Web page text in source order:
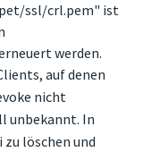
ssl/crl.pem" ist
werden.
auf denen
nicht
unbekannt. In
zu löschen und